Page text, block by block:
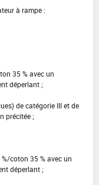
à rampe :
35 % avec un
déperlant ;
de catégorie III et de
précitée ;
coton 35 % avec un
déperlant ;